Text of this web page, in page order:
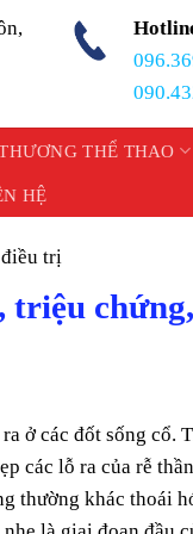
THỂ THAO
HỆ
điều trị
triệu
ở các đốt sống cổ.
các lỗ ra của rễ
thường khác thoái